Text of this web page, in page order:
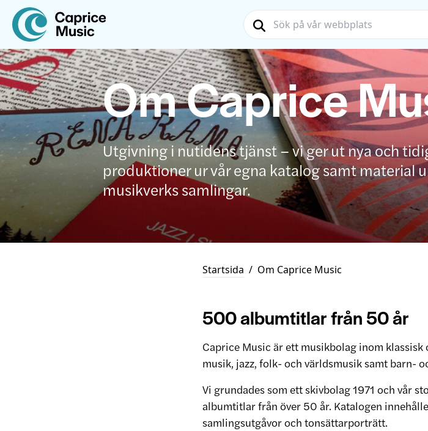
Om Caprice
Utgivning i nutidens tjänst – vi ger ut nya och
produktioner ur vår egna katalog samt material
musikverks samlingar.
Startsida / Om Caprice Music
500 albumtitlar från 50 år
Caprice Music är ett musikbolag inom
musik, jazz, folk- och världsmusik samt barn-
Vi grundades som ett skivbolag 1971 och vår
albumtitlar från över 50 år. Katalogen
samlingsutgåvor och tonsättarporträtt.